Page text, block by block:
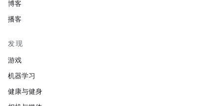
博客
播客
发现
游戏
机器学习
健康与健身